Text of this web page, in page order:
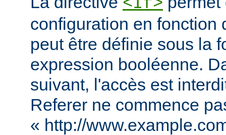
configuration en fonction
peut être définie sous la
expression booléenne.
suivant, l'accès est
Referer ne commence
« http://